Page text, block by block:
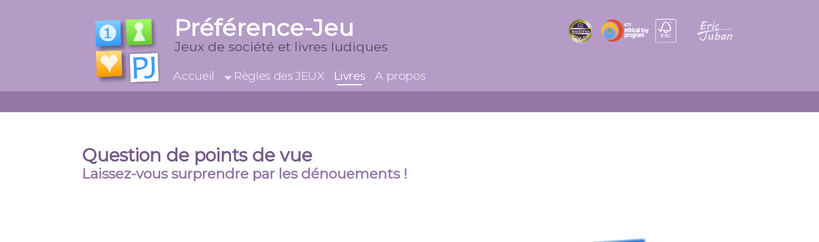
Préférence-Jeu
Jeux de société et livres ludiques
Accueil Règles des JEUX Livres A propos
Question de points de vue
Laissez-vous surprendre par les dénouements !